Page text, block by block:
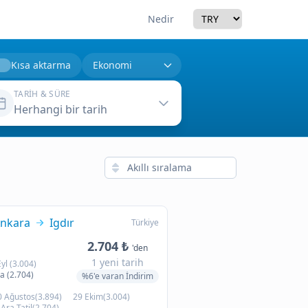
Nedir Currency
Kısa aktarma
TARIH & SÜRE
Herhangi bir tarih
Türkiye
Igdır
(3.004)
(2.704)
2.704 ₺ 'den
1 yeni tarih
%6'e varan İndirim
Ağustos(3.894)
29 Ekim(3.004)